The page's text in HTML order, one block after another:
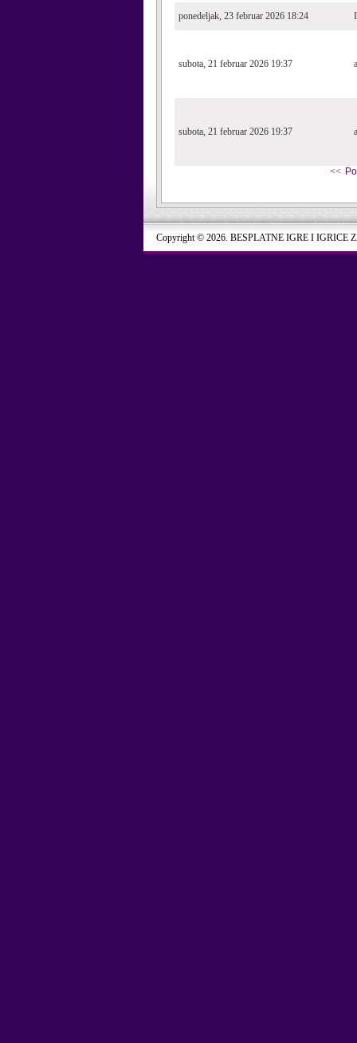
ponedeljak, 23 februar 2026 18:24
subota, 21 februar 2026 19:37
subota, 21 februar 2026 19:37
<<
Copyright © 2026. BESPLATNE IGRE I IGRICE